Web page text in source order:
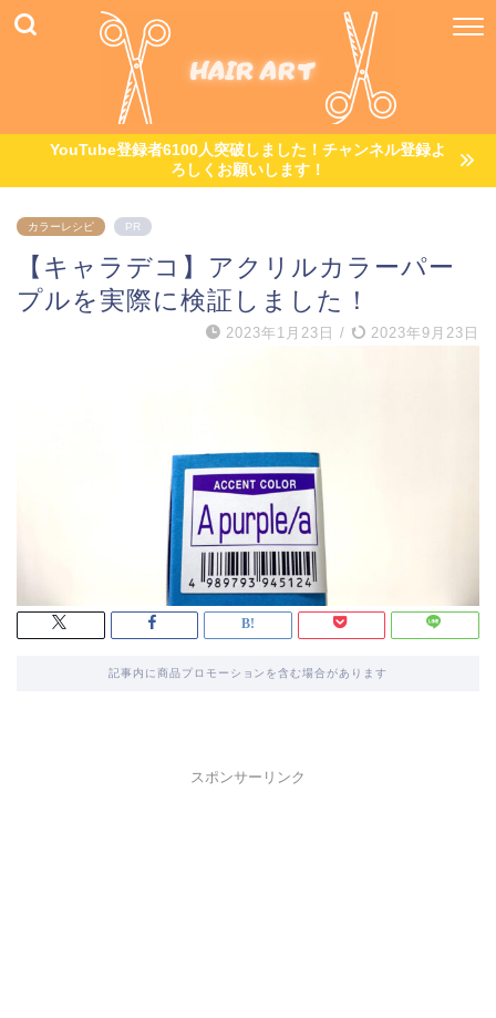
YouTube登録者6100人突破しました！チャンネル登録よ
ろしくお願いします！
カラーレシピ PR
【キャラデコ】アクリルカラーパー
プルを実際に検証しました！
2023年1月23日 / 2023年9月23日
記事内に商品プロモーションを含む場合があります
スポンサーリンク